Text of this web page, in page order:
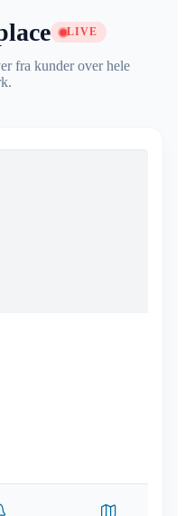
LIVE
fra kunder over hele